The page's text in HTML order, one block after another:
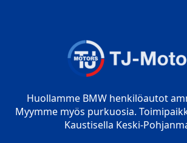
Huollamme BMW henkilöautot
Myymme myös purkuosia.
Kaustisella Keski-